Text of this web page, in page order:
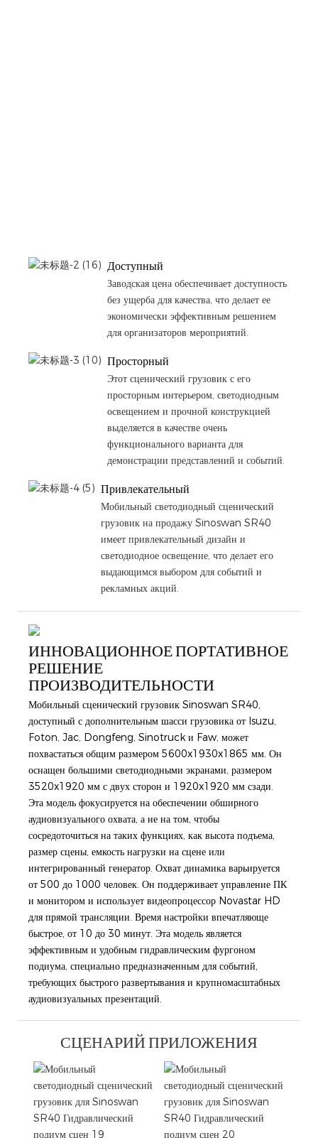
Доступный
Заводская цена обеспечивает доступность
без ущерба для качества, что делает ее
экономически эффективным решением
для организаторов мероприятий.
Просторный
Этот сценический грузовик с его
просторным интерьером, светодиодным
освещением и прочной конструкцией
выделяется в качестве очень
функционального варианта для
демонстрации представлений и событий.
Привлекательный
Мобильный светодиодный сценический
грузовик на продажу Sinoswan SR40
имеет привлекательный дизайн и
светодиодное освещение, что делает его
выдающимся выбором для событий и
рекламных акций.
ИННОВАЦИОННОЕ ПОРТАТИВНОЕ
РЕШЕНИЕ
ПРОИЗВОДИТЕЛЬНОСТИ
Мобильный сценический грузовик Sinoswan SR40,
доступный с дополнительным шасси грузовика от Isuzu,
Foton, Jac, Dongfeng, Sinotruck и Faw, может
похвастаться общим размером 5600x1930x1865 мм. Он
оснащен большими светодиодными экранами, размером
3520x1920 мм с двух сторон и 1920x1920 мм сзади.
Эта модель фокусируется на обеспечении обширного
аудиовизуального охвата, а не на том, чтобы
сосредоточиться на таких функциях, как высота подъема,
размер сцены, емкость нагрузки на сцене или
интегрированный генератор. Охват динамика варьируется
от 500 до 1000 человек. Он поддерживает управление ПК
и монитором и использует видеопроцессор Novastar HD
для прямой трансляции. Время настройки впечатляюще
быстрое, от 10 до 30 минут. Эта модель является
эффективным и удобным гидравлическим фургоном
подиума, специально предназначенным для событий,
требующих быстрого развертывания и крупномасштабных
аудиовизуальных презентаций.
СЦЕНАРИЙ ПРИЛОЖЕНИЯ